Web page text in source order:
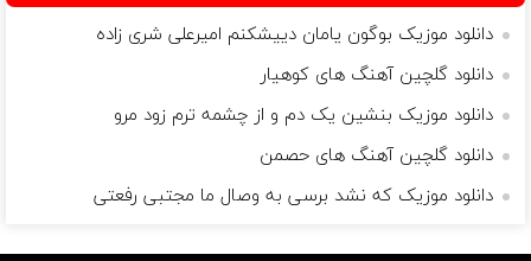
دانلود موزیک بوگون یامان دییشکنم امیرعلی شری زاده
دانلود گلچین آهنگ های کوهیار
دانلود موزیک بنشین یک دم و از چشمه ترم زود مرو
دانلود گلچین آهنگ های حصمن
دانلود موزیک که نشد برسی به وصال ما مجتبی رفعتی